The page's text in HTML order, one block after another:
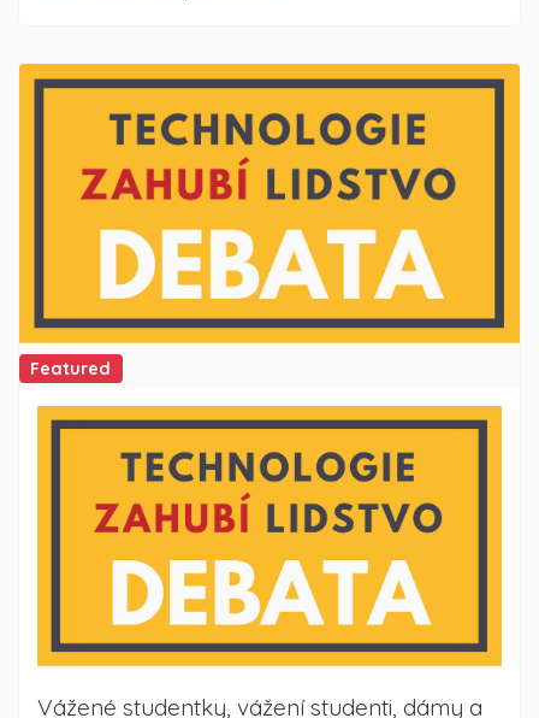
Featured
Vážené studentky, vážení studenti, dámy a